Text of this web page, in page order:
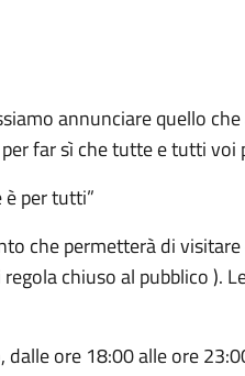
annunciare quello
far sì che tutte e tutti
è per tutti”
che permetterà di
chiuso al pubblico ).
dalle ore 18:00 alle ore